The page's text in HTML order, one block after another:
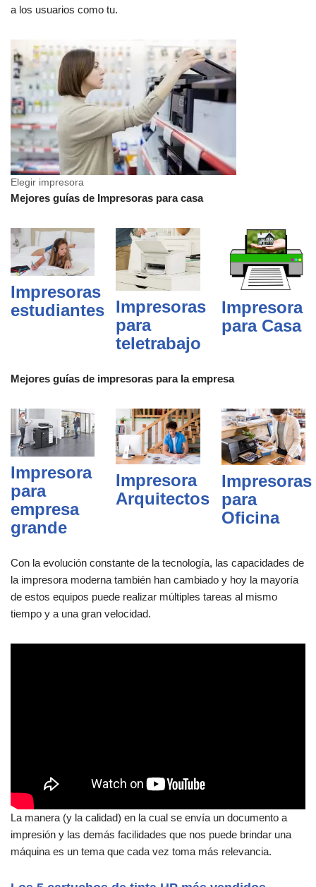
a los usuarios como tu.
Elegir impresora
Mejores guías de Impresoras para casa
Impresoras
estudiantes
Impresoras
para
teletrabajo
Impresora
para Casa
Mejores guías de impresoras para la empresa
Impresora
para
empresa
grande
Impresora
Arquitectos
Impresoras
para
Oficina
Con la evolución constante de la tecnología, las capacidades de
la impresora moderna también han cambiado y hoy la mayoría
de estos equipos puede realizar múltiples tareas al mismo
tiempo y a una gran velocidad.
La manera (y la calidad) en la cual se envía un documento a
impresión y las demás facilidades que nos puede brindar una
máquina es un tema que cada vez toma más relevancia.